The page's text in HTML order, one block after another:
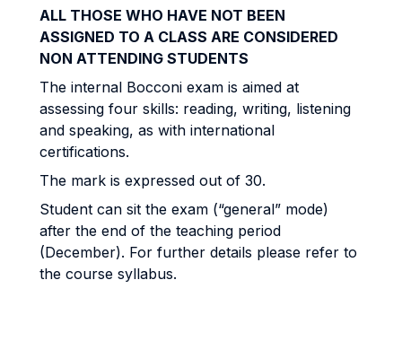
ALL THOSE WHO HAVE NOT BEEN
ASSIGNED TO A CLASS ARE CONSIDERED
NON ATTENDING STUDENTS
The internal Bocconi exam is aimed at
assessing four skills: reading, writing, listening
and speaking, as with international
certifications.
The mark is expressed out of 30.
Student can sit the exam (“general” mode)
after the end of the teaching period
(December). For further details please refer to
the course syllabus.